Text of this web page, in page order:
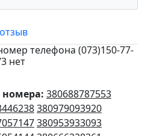
телефона (073)150-77-
нет
номера: 380688787553
380979093920
380953933093